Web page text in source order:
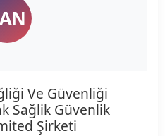
Ve Güvenliği
Sağlik Güvenlik
Şirketi